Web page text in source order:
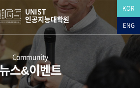
UNIST
인공지능대학원
KOR
ENG
Community
스&이벤트